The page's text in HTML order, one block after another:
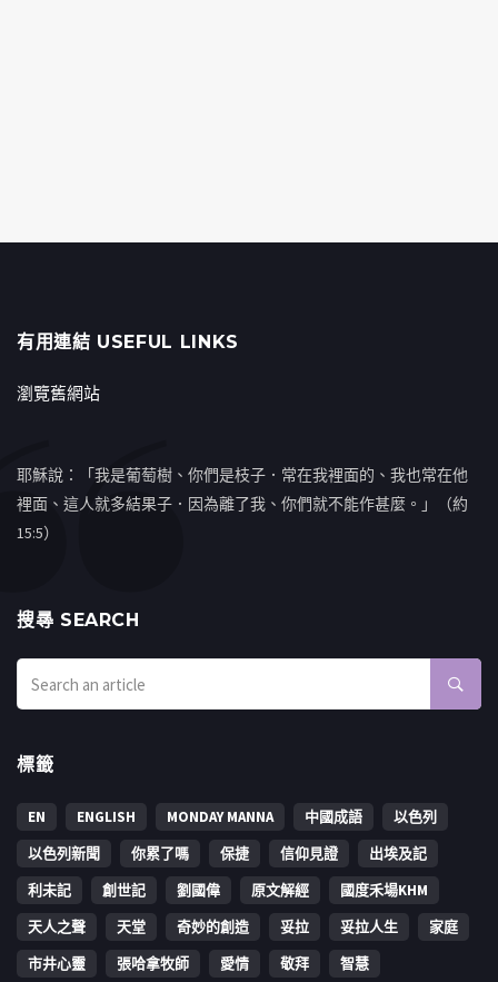
有用連結 USEFUL LINKS
瀏覽舊網站
耶穌說：「我是葡萄樹、你們是枝子．常在我裡面的、我也常在他
裡面、這人就多結果子．因為離了我、你們就不能作甚麼。」（約
15:5）
搜㝷 SEARCH
標籤
EN ENGLISH MONDAY MANNA 中國成語
以色列
以色列新聞
你累了嗎 保捷 信仰見證
出埃及記
利未記
創世記 劉國偉 原文解經
國度禾場KHM
天人之聲
天堂 奇妙的創造 妥拉 妥拉人生
家庭
市井心靈
張哈拿牧師 愛情 敬拜 智慧